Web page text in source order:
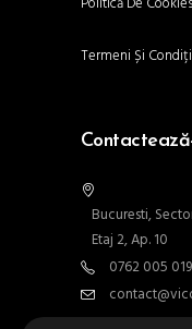
Termeni Și
Bucuresti,
Etaj 2, Ap. 10
0762 005 019